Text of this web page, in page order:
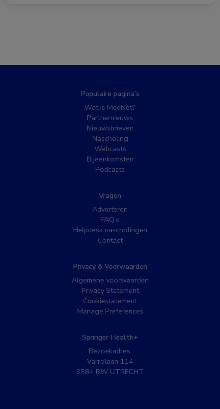
Populaire pagina’s
Wat is MedNet?
Partnernieuws
Nieuwsbrieven
Nascholing
Webcasts
Bijeenkomsten
Podcasts
Vragen
Adverteren
FAQ’s
Helpdesk nascholingen
Contact
Privacy & Voorwaarden
Algemene voorwaarden
Privacy Statement
Cookiestatement
Manage Preferences
Springer Health+
Bezoekadres:
Varrolaan 114
3584 BW UTRECHT